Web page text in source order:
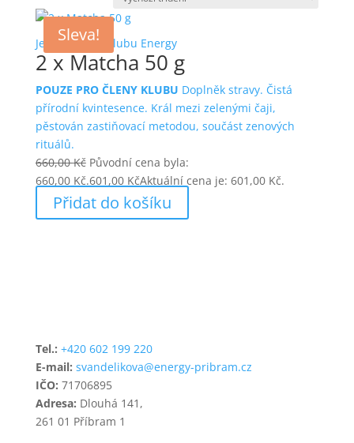
Sleva!
Jen pro členy klubu Energy
2 x Matcha 50 g
POUZE PRO ČLENY KLUBU Doplněk stravy. Čistá
přírodní kvintesence. Král mezi zelenými čaji,
pěstován zastiňovací metodou, součást zenových
rituálů.
660,00Kč Původní cena byla:
660,00 Kč.601,00 KčAktuální cena je: 601,00 Kč.
Přidat do košíku
Tel.: +420 602 199 220
E-mail: svandelikova@energy-pribram.cz
IČO: 71706895
Adresa: Dlouhá 141,
261 01 Příbram 1